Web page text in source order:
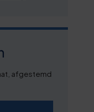
afgestemd